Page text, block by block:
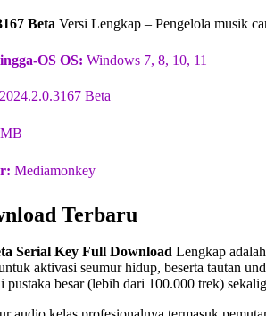
Beta Versi Lengkap – Pengelola musik
OS: Windows 7, 8, 10, 11
2024.2.0.3167 Beta
Mediamonkey
Terbaru
Serial Key Full Download Lengkap
aktivasi seumur hidup, beserta tautan
besar (lebih dari 100.000 trek)